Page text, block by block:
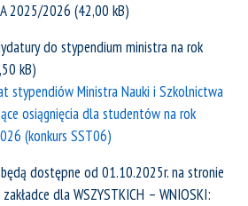
2025/2026
do stypendium ministra na rok
stypendiów Ministra Nauki i Szkolnictwa
osiągnięcia dla studentów na rok
(konkurs SST06)
będą dostępne od 01.10.2025r. na stronie
dla WSZYSTKICH – WNIOSKI: